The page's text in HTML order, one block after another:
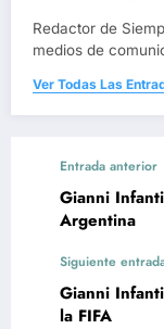
Redactor de
medios de
Ver Todas Las
Entrada anterior
Gianni
Argentina
Siguiente
Gianni
la FIFA